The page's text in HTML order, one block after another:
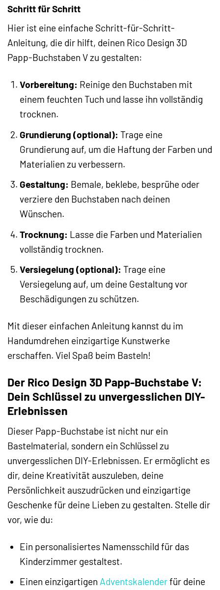
Schritt für Schritt
Hier ist eine einfache Schritt-für-Schritt-
Anleitung, die dir hilft, deinen Rico Design 3D
Papp-Buchstaben V zu gestalten:
Vorbereitung: Reinige den Buchstaben mit
einem feuchten Tuch und lasse ihn vollständig
trocknen.
Grundierung (optional): Trage eine
Grundierung auf, um die Haftung der Farben und
Materialien zu verbessern.
Gestaltung: Bemale, beklebe, besprühe oder
verziere den Buchstaben nach deinen
Wünschen.
Trocknung: Lasse die Farben und Materialien
vollständig trocknen.
Versiegelung (optional): Trage eine
Versiegelung auf, um deine Gestaltung vor
Beschädigungen zu schützen.
Mit dieser einfachen Anleitung kannst du im
Handumdrehen einzigartige Kunstwerke
erschaffen. Viel Spaß beim Basteln!
Der Rico Design 3D Papp-Buchstabe V:
Dein Schlüssel zu unvergesslichen DIY-
Erlebnissen
Dieser Papp-Buchstabe ist nicht nur ein
Bastelmaterial, sondern ein Schlüssel zu
unvergesslichen DIY-Erlebnissen. Er ermöglicht es
dir, deine Kreativität auszuleben, deine
Persönlichkeit auszudrücken und einzigartige
Geschenke für deine Lieben zu gestalten. Stelle dir
vor, wie du:
Ein personalisiertes Namensschild für das
Kinderzimmer gestaltest.
Einen einzigartigen Adventskalenderfür deine